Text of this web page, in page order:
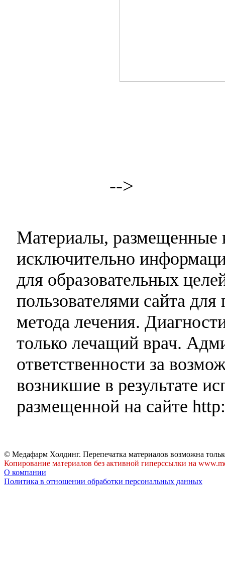
-->
Материалы, размещенные
исключительно
для образовательных
пользователями сайта
метода лечения.
только лечащий врач.
ответственности за
возникшие в результате
размещенной на сайте
© Медафарм Холдинг. Перепечатка материалов возможна
Копирование материалов без активной гиперссылки на
О компании
Политика в отношении обработки персональных данных